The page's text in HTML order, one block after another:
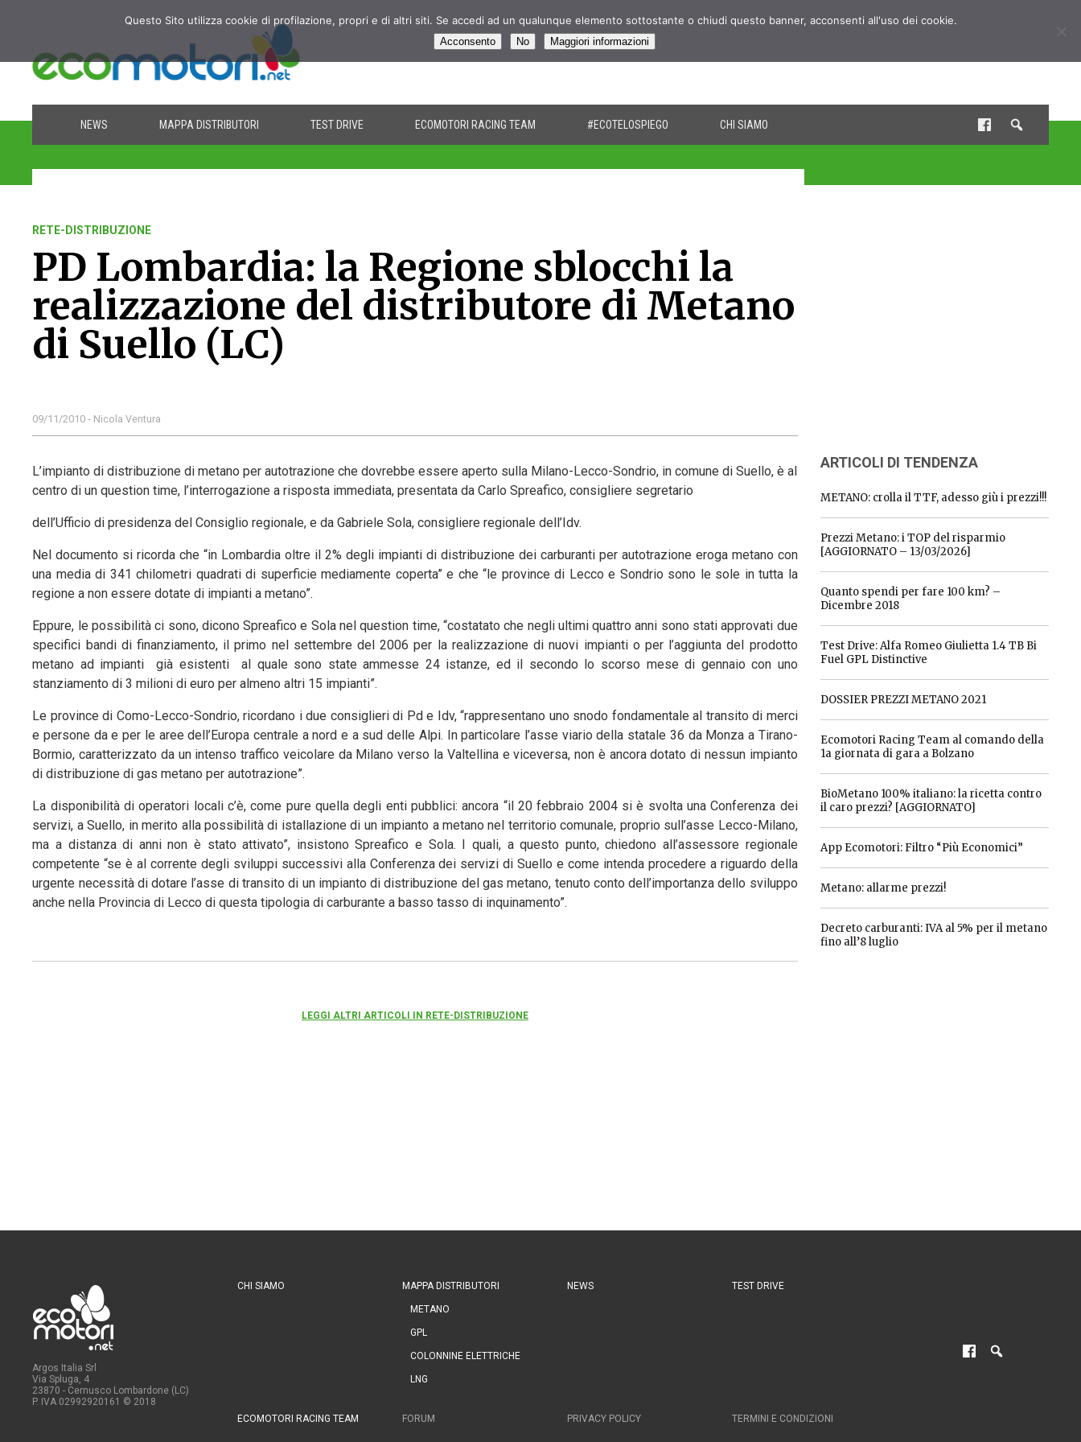
NEWS MAPPA DISTRIBUTORI TEST DRIVE ECOMOTORI RACING TEAM #ECOTELOSPIEGO CHI SIAMO
RETE-DISTRIBUZIONE
PD Lombardia: la Regione sblocchi la
realizzazione del distributore di Metano
di Suello (LC)
09/11/2010 - Nicola Ventura
L’impianto di distribuzione di metano per autotrazione che dovrebbe essere aperto sulla Milano-Lecco-Sondrio, in comune di Suello, è al
centro di un question time, l’interrogazione a risposta immediata, presentata da Carlo Spreafico, consigliere segretario
dell’Ufficio di presidenza del Consiglio regionale, e da Gabriele Sola, consigliere regionale dell’Idv.
Nel documento si ricorda che “in Lombardia oltre il 2% degli impianti di distribuzione dei carburanti per autotrazione eroga metano con
una media di 341 chilometri quadrati di superficie mediamente coperta” e che “le province di Lecco e Sondrio sono le sole in tutta la
regione a non essere dotate di impianti a metano”.
Eppure, le possibilità ci sono, dicono Spreafico e Sola nel question time, “costatato che negli ultimi quattro anni sono stati approvati due
specifici bandi di finanziamento, il primo nel settembre del 2006 per la realizzazione di nuovi impianti o per l’aggiunta del prodotto
metano ad impianti già esistenti al quale sono state ammesse 24 istanze, ed il secondo lo scorso mese di gennaio con uno
stanziamento di 3 milioni di euro per almeno altri 15 impianti”.
Le province di Como-Lecco-Sondrio, ricordano i due consiglieri di Pd e Idv, “rappresentano uno snodo fondamentale al transito di merci
e persone da e per le aree dell’Europa centrale a nord e a sud delle Alpi. In particolare l’asse viario della statale 36 da Monza a Tirano-
Bormio, caratterizzato da un intenso traffico veicolare da Milano verso la Valtellina e viceversa, non è ancora dotato di nessun impianto
di distribuzione di gas metano per autotrazione”.
La disponibilità di operatori locali c’è, come pure quella degli enti pubblici: ancora “il 20 febbraio 2004 si è svolta una Conferenza dei
servizi, a Suello, in merito alla possibilità di istallazione di un impianto a metano nel territorio comunale, proprio sull’asse Lecco-Milano,
ma a distanza di anni non è stato attivato”, insistono Spreafico e Sola. I quali, a questo punto, chiedono all’assessore regionale
competente “se è al corrente degli sviluppi successivi alla Conferenza dei servizi di Suello e come intenda procedere a riguardo della
urgente necessità di dotare l’asse di transito di un impianto di distribuzione del gas metano, tenuto conto dell’importanza dello sviluppo
anche nella Provincia di Lecco di questa tipologia di carburante a basso tasso di inquinamento”.
LEGGI ALTRI ARTICOLI IN RETE-DISTRIBUZIONE
ARTICOLI DI TENDENZA
METANO: crolla il TTF, adesso giù i prezzi!!!
Prezzi Metano: i TOP del risparmio
[AGGIORNATO – 13/03/2026]
Quanto spendi per fare 100 km? –
Dicembre 2018
Test Drive: Alfa Romeo Giulietta 1.4 TB Bi
Fuel GPL Distinctive
DOSSIER PREZZI METANO 2021
Ecomotori Racing Team al comando della
1a giornata di gara a Bolzano
BioMetano 100% italiano: la ricetta contro
il caro prezzi? [AGGIORNATO]
App Ecomotori: Filtro “Più Economici”
Metano: allarme prezzi!
Decreto carburanti: IVA al 5% per il metano
fino all’8 luglio
Argos Italia Srl
Via Spluga, 4
23870 - Cernusco Lombardone (LC)
P. IVA 02992920161 © 2018
CHI SIAMO MAPPA DISTRIBUTORI
METANO
GPL
COLONNINE ELETTRICHE
LNG
NEWS TEST DRIVE
ECOMOTORI RACING TEAM FORUM PRIVACY POLICY TERMINI E CONDIZIONI
Questo Sito utilizza cookie di profilazione, propri e di altri siti. Se accedi ad un qualunque elemento sottostante o chiudi questo banner, acconsenti all'uso dei cookie.
Acconsento No Maggiori informazioni